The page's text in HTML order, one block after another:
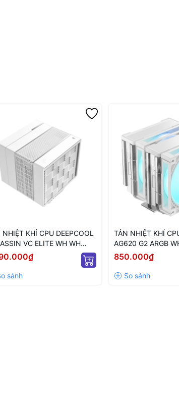
giáRẤT RẺ
, lắp đặt hay
SEđang là lựa chọn hàng
NHIỆT KHÍ CPU DEEPCOOL
VC ELITE WH WH
TRẮNG)
TẢN NHIỆT KHÍ
AG620 G2 ARGB
TRẮNG/ QUẠT
850.000₫